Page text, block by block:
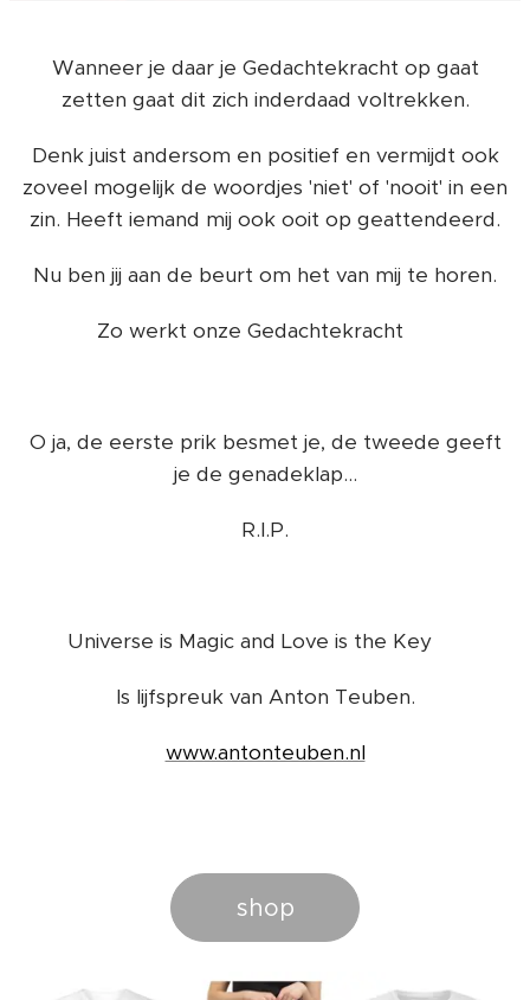
Wanneer je daar je Gedachtekracht op gaat
zetten gaat dit zich inderdaad voltrekken.
Denk juist andersom en positief en vermijdt ook
zoveel mogelijk de woordjes 'niet' of 'nooit' in een
zin. Heeft iemand mij ook ooit op geattendeerd.
Nu ben jij aan de beurt om het van mij te horen.
Zo werkt onze Gedachtekracht ❤️
O ja, de eerste prik besmet je, de tweede geeft
je de genadeklap...
R.I.P.
Universe is Magic and Love is the Key ❤️
Is lijfspreuk van Anton Teuben.
www.antonteuben.nl
shop